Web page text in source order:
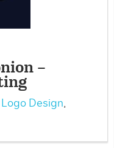
–
Logo Design,